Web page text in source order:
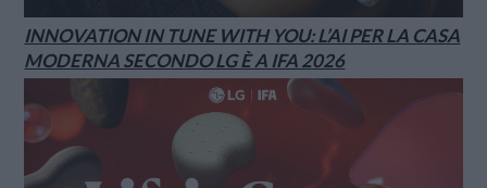
INNOVATION IN TUNE WITH YOU: L’AI PER LA CASA
MODERNA SECONDO LG È A IFA 2026